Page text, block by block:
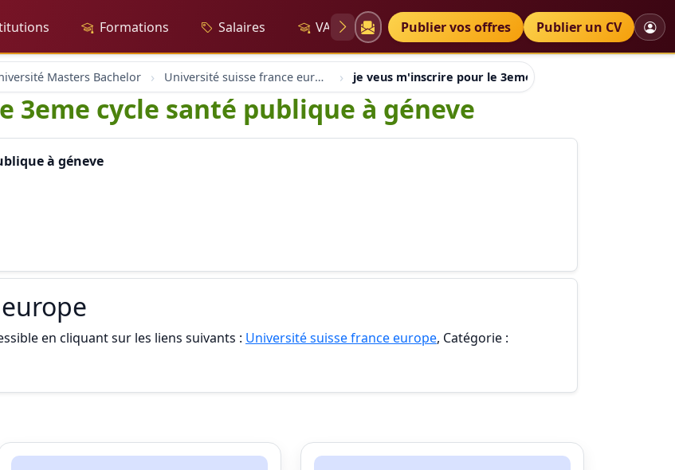
Formations Salaires VAE Diplômes Petites annonces
Publier vos offres Publier un CV
Masters Bachelor Université suisse france europe je veus m'inscrire pour le 3eme cycle santé publique à
3eme cycle santé publique à géneve
à géneve
en cliquant sur les liens suivants : Université suisse france europe, Catégorie :